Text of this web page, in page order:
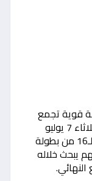
قوية تجمع
بين منتخب أمريكا ومنتخب بلجيكا، فجر الثلاثاء 7 يوليو
يبحث خلاله